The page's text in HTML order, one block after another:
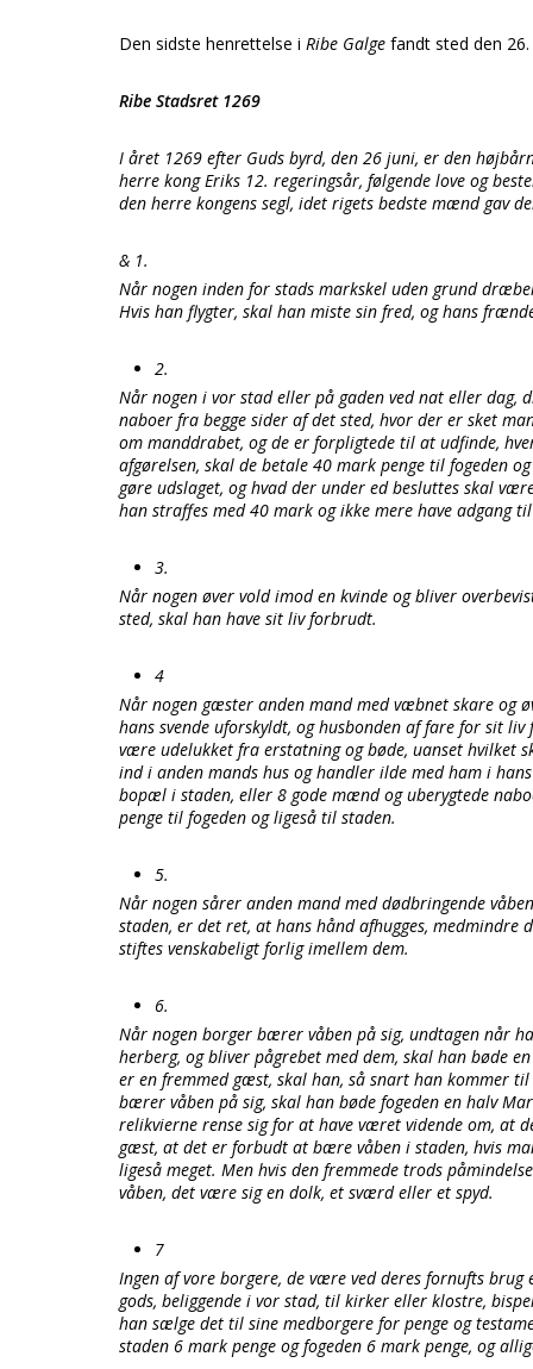
Den sidste henrettelse i Ribe Galge fandt sted den
Ribe Stadsret 1269
I året 1269 efter Guds byrd, den 26 juni, er den
herre kong Eriks 12. regeringsår, følgende love og
den herre kongens segl, idet rigets bedste mænd gav
& 1.
Når nogen inden for stads markskel uden grund
Hvis han flygter, skal han miste sin fred, og hans
2.
Når nogen i vor stad eller på gaden ved nat eller dag,
naboer fra begge sider af det sted, hvor der er sket
om manddrabet, og de er forpligtede til at udfinde,
afgørelsen, skal de betale 40 mark penge til fogeden
gøre udslaget, og hvad der under ed besluttes skal
han straffes med 40 mark og ikke mere have adgang
3.
Når nogen øver vold imod en kvinde og bliver
sted, skal han have sit liv forbrudt.
4
Når nogen gæster anden mand med væbnet skare og
hans svende uforskyldt, og husbonden af fare for sit
være udelukket fra erstatning og bøde, uanset hvilket
ind i anden mands hus og handler ilde med ham i
bopæl i staden, eller 8 gode mænd og uberygtede
penge til fogeden og ligeså til staden.
5.
Når nogen sårer anden mand med dødbringende
staden, er det ret, at hans hånd afhugges, medmindre
stiftes venskabeligt forlig imellem dem.
6.
Når nogen borger bærer våben på sig, undtagen når
herberg, og bliver pågrebet med dem, skal han bøde
er en fremmed gæst, skal han, så snart han kommer
bærer våben på sig, skal han bøde fogeden en halv
relikvierne rense sig for at have været vidende om, at
gæst, at det er forbudt at bære våben i staden, hvis
ligeså meget. Men hvis den fremmede trods
våben, det være sig en dolk, et sværd eller et spyd.
7
Ingen af vore borgere, de være ved deres fornufts
gods, beliggende i vor stad, til kirker eller klostre,
han sælge det til sine medborgere for penge og
staden 6 mark penge og fogeden 6 mark penge, og